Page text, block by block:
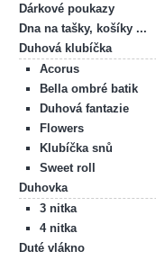
Dárkové poukazy
Dna na tašky, košíky ...
Duhová klubíčka
Acorus
Bella ombré batik
Duhová fantazie
Flowers
Klubíčka snů
Sweet roll
Duhovka
3 nitka
4 nitka
Duté vlákno